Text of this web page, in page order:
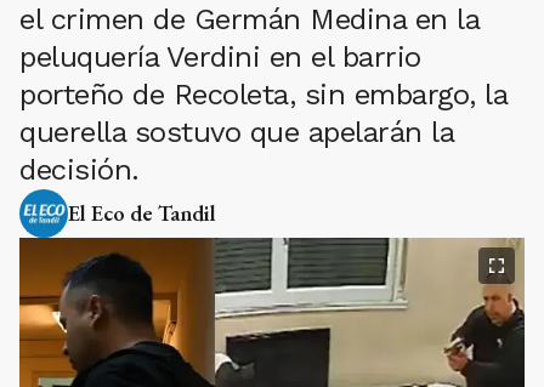
el crimen de Germán Medina en la
peluquería Verdini en el barrio
porteño de Recoleta, sin embargo, la
querella sostuvo que apelarán la
decisión.
El Eco de Tandil